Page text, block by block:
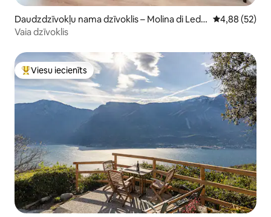
Daudzdzīvokļu nama dzīvoklis – Molina di Ledr
o
Vidējais
4,88 (52)
Vaia dzīvoklis
Populārs viesu iecienīts mājoklis
Viesu iecienīts